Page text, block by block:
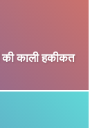
काली हकीकत